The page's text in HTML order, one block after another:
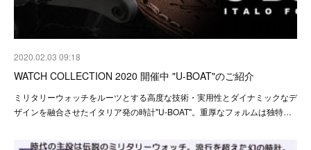
2020.02.03 09:18
WATCH COLLECTION 2020 開催中 "U-BOAT"のご紹介
ミリタリーウォッチをルーツとする高度な技術・実用性とダイナミックなデ
ザインを融合させたイタリア発の時計"U-BOAT"。重厚なフォルムは独特…